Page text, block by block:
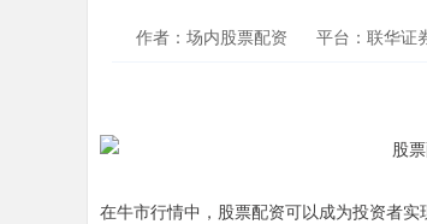
作者：场内股票配资 平台：联华证
在牛市行情中，股票配资可以成为投资者